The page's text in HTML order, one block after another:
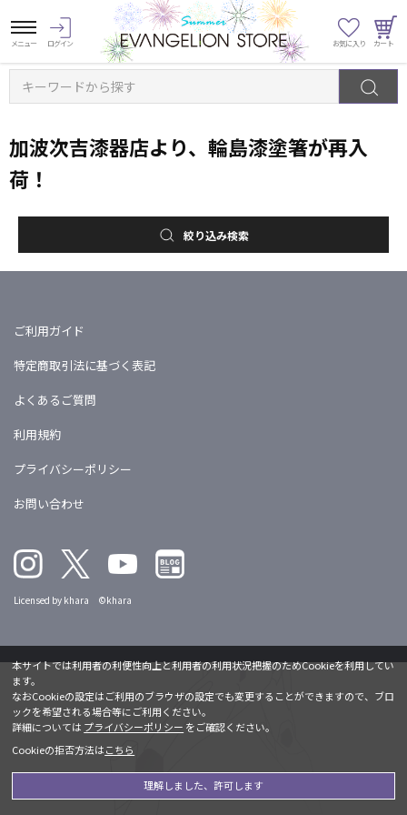
キーワードから探す
加波次吉漆器店より、輪島漆塗箸が再入
荷！
絞り込み検索
ご利用ガイド
特定商取引法に基づく表記
よくあるご質問
利用規約
プライバシーポリシー
お問い合わせ
Licensed by khara ©khara
本サイトでは利用者の利便性向上と利用者の利用状況把握のためCookieを利用してい
ます。
なおCookieの設定はご利用のブラウザの設定でも変更することができますので、ブロ
ックを希望される場合等にご利用ください。
詳細については プライバシーポリシー をご確認ください。
Cookieの拒否方法はこちら
理解しました、許可します